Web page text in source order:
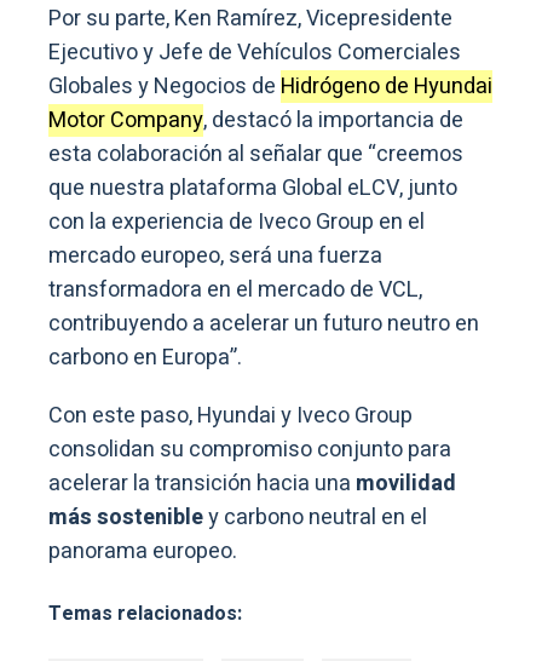
Por su parte, Ken Ramírez, Vicepresidente
Ejecutivo y Jefe de Vehículos Comerciales
Globales y Negocios de Hidrógeno de Hyundai
Motor Company, destacó la importancia de
esta colaboración al señalar que “creemos
que nuestra plataforma Global eLCV, junto
con la experiencia de Iveco Group en el
mercado europeo, será una fuerza
transformadora en el mercado de VCL,
contribuyendo a acelerar un futuro neutro en
carbono en Europa”.
Con este paso, Hyundai y Iveco Group
consolidan su compromiso conjunto para
acelerar la transición hacia una movilidad
más sostenibley carbono neutral en el
panorama europeo.
Temas relacionados: